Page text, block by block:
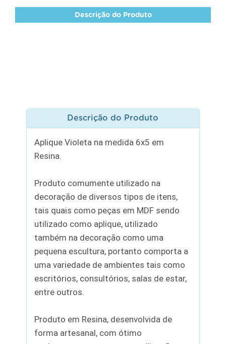
Descrição do Produto
Descrição do Produto
Aplique Violeta na medida 6x5 em
Resina.
Produto comumente utilizado na
decoração de diversos tipos de itens,
tais quais como peças em MDF sendo
utilizado como aplique, utilizado
também na decoração como uma
pequena escultura, portanto comporta a
uma variedade de ambientes tais como
escritórios, consultórios, salas de estar,
entre outros.
Produto em Resina, desenvolvida de
forma artesanal, com ótimo